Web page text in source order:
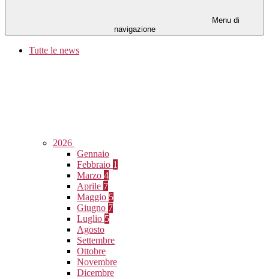
Menu di
navigazione
Tutte le news
2026
Gennaio
Febbraio 1
Marzo 4
Aprile 7
Maggio 5
Giugno 7
Luglio 5
Agosto
Settembre
Ottobre
Novembre
Dicembre